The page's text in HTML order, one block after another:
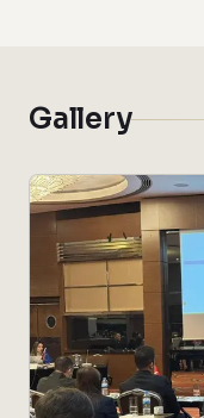
Gallery